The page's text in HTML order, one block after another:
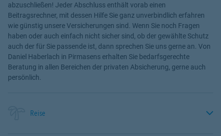
abzuschließen! Jeder Abschluss enthält vorab einen
Beitragsrechner, mit dessen Hilfe Sie ganz unverbindlich erfahren
wie günstig unsere Versicherungen sind. Wenn Sie noch Fragen
haben oder auch einfach nicht sicher sind, ob der gewählte Schutz
auch der für Sie passende ist, dann sprechen Sie uns gerne an. Von
Daniel Haberlach in Pirmasens erhalten Sie bedarfsgerechte
Beratung in allen Bereichen der privaten Absicherung, gerne auch
persönlich.
Reise